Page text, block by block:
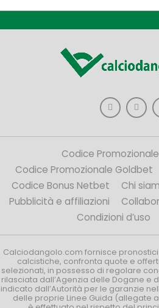
Codice
Codice Promozionale Goldbet
Codice Bonus Netbet
Chi
Pubblicità e affiliazioni
Condizioni d’uso
Calciodangolo.com fornisce
calcistiche, confronta quote e
selezionati, in possesso di regolare
rilasciata dall’Agenzia delle Dogane e
indicato dall’Autorità per le garanzie
delle proprie Linee Guida (allegate